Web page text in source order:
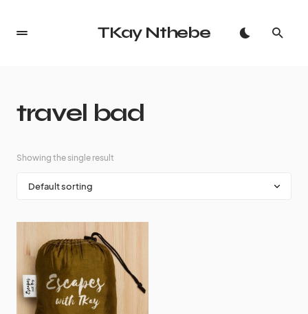
TKay Nthebe
travel bad
Showing the single result